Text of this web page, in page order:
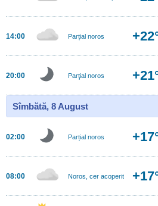
14:00 Parțial noros
20:00 Parţial noros
Sîmbătă, 8 August
02:00 Parțial noros
08:00 Noros, cer acoperit